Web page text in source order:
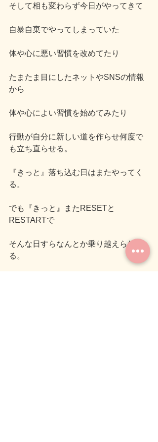
そして相も変わらず今日がやってきて
自暴自棄でやってしまっていた
体や心に悪い習慣を改めてたり
たまたま目にしたネットやSNSの情報
から
体や心によい習慣を始めてみたり
行動が自分に新しい道を作らせ何度で
も立ち直らせる。
『きっと』落ち込む日はまたやってく
る。
でも『きっと』またRESETと
RESTARTで
そんな日すらなんとか乗り越えられ
る。